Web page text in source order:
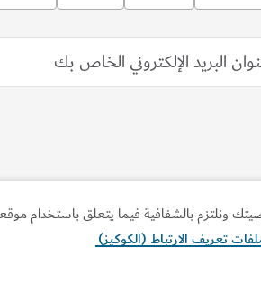
ونلتزم بالشفافية فيما يتعلق باستخدام
تعريف الارتباط (الكوكيز)